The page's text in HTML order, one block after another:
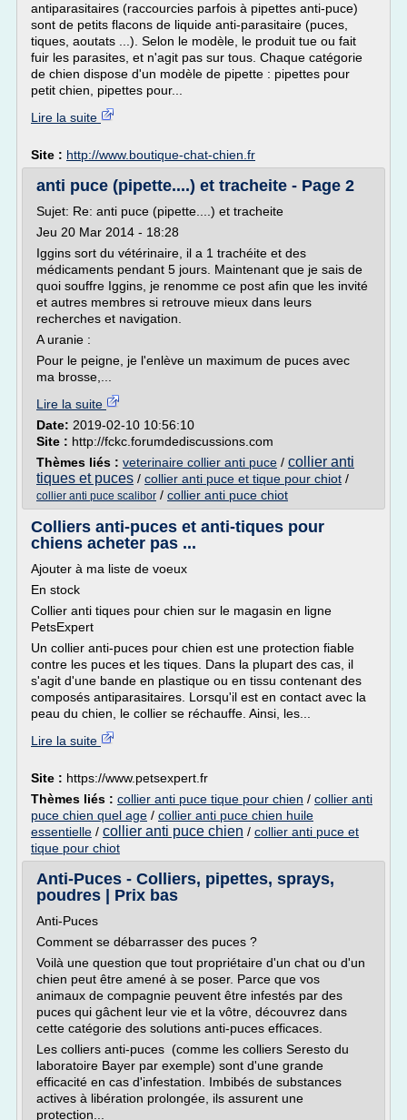
antiparasitaires (raccourcies parfois à pipettes anti-puce)
sont de petits flacons de liquide anti-parasitaire (puces,
tiques, aoutats ...). Selon le modèle, le produit tue ou fait
fuir les parasites, et n'agit pas sur tous. Chaque catégorie
de chien dispose d'un modèle de pipette : pipettes pour
petit chien, pipettes pour...
Lire la suite
Site : http://www.boutique-chat-chien.fr
anti puce (pipette....) et tracheite - Page 2
Sujet: Re: anti puce (pipette....) et tracheite
Jeu 20 Mar 2014 - 18:28
Iggins sort du vétérinaire, il a 1 trachéite et des
médicaments pendant 5 jours. Maintenant que je sais de
quoi souffre Iggins, je renomme ce post afin que les invité
et autres membres si retrouve mieux dans leurs
recherches et navigation.
A uranie :
Pour le peigne, je l'enlève un maximum de puces avec
ma brosse,...
Lire la suite
Date: 2019-02-10 10:56:10
Site : http://fckc.forumdediscussions.com
Thèmes liés : veterinaire collier anti puce / collier anti
tiques et puces / collier anti puce et tique pour chiot /
collier anti puce scalibor / collier anti puce chiot
Colliers anti-puces et anti-tiques pour
chiens acheter pas ...
Ajouter à ma liste de voeux
En stock
Collier anti tiques pour chien sur le magasin en ligne
PetsExpert
Un collier anti-puces pour chien est une protection fiable
contre les puces et les tiques. Dans la plupart des cas, il
s'agit d'une bande en plastique ou en tissu contenant des
composés antiparasitaires. Lorsqu'il est en contact avec la
peau du chien, le collier se réchauffe. Ainsi, les...
Lire la suite
Site : https://www.petsexpert.fr
Thèmes liés : collier anti puce tique pour chien / collier anti
puce chien quel age / collier anti puce chien huile
essentielle / collier anti puce chien / collier anti puce et
tique pour chiot
Anti-Puces - Colliers, pipettes, sprays,
poudres | Prix bas
Anti-Puces
Comment se débarrasser des puces ?
Voilà une question que tout propriétaire d'un chat ou d'un
chien peut être amené à se poser. Parce que vos
animaux de compagnie peuvent être infestés par des
puces qui gâchent leur vie et la vôtre, découvrez dans
cette catégorie des solutions anti-puces efficaces.
Les colliers anti-puces (comme les colliers Seresto du
laboratoire Bayer par exemple) sont d'une grande
efficacité en cas d'infestation. Imbibés de substances
actives à libération prolongée, ils assurent une
protection...